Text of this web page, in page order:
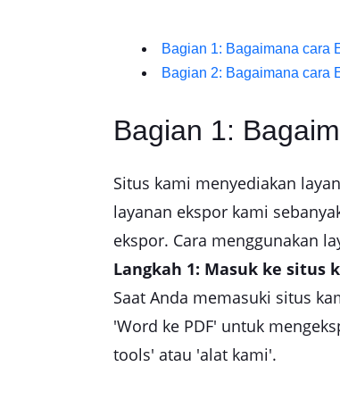
Bagian 1: Bagaimana cara
Bagian 2: Bagaimana cara
Bagian 1:
Situs kami menyediakan
layanan ekspor kami
ekspor. Cara menggunakan
Langkah 1: Masuk ke situs
Saat Anda memasuki situs
'Word ke PDF' untuk
tools' atau 'alat kami'.